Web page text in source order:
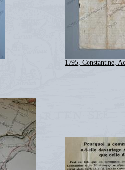
1795, Constantine,